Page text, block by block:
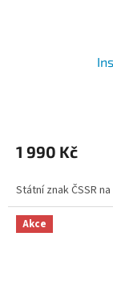
1 990 Kč
Státní znak ČSSR
Akce